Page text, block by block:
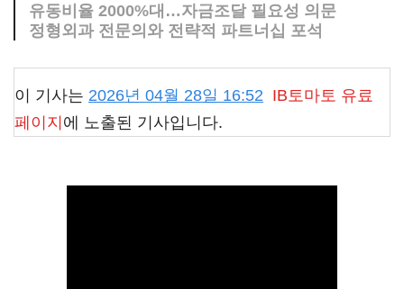
유동비율 2000%대…자금조달 필요성 의문
정형외과 전문의와 전략적 파트너십 포석
이 기사는 2026년 04월 28일 16:52 IB토마토 유료
페이지 에 노출된 기사입니다.